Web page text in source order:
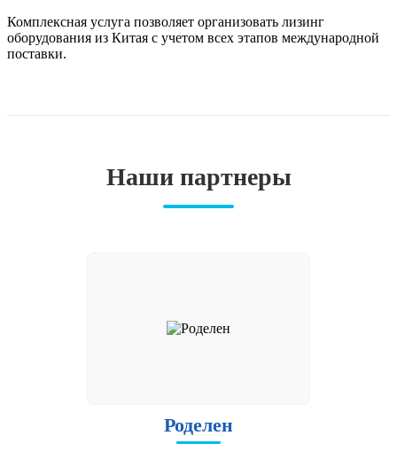
Комплексная услуга позволяет организовать лизинг
оборудования из Китая с учетом всех этапов международной
поставки.
Наши партнеры
Роделен